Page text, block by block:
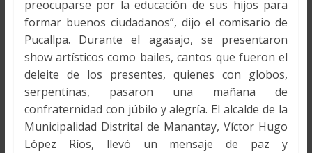
preocuparse por la educación de sus hijos para
formar buenos ciudadanos”, dijo el comisario de
Pucallpa. Durante el agasajo, se presentaron
show artísticos como bailes, cantos que fueron el
deleite de los presentes, quienes con globos,
serpentinas, pasaron una mañana de
confraternidad con júbilo y alegría. El alcalde de la
Municipalidad Distrital de Manantay, Víctor Hugo
López Ríos, llevó un mensaje de paz y